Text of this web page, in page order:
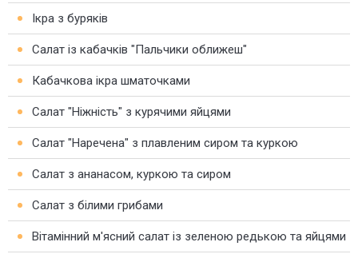
Ікра з буряків
Салат із кабачків "Пальчики оближеш"
Кабачкова ікра шматочками
Салат "Ніжність" з курячими яйцями
Салат "Наречена" з плавленим сиром та куркою
Салат з ананасом, куркою та сиром
Салат з білими грибами
Вітамінний м'ясний салат із зеленою редькою та яйцями